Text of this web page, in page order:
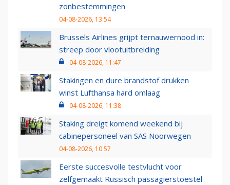
zonbestemmingen
04-08-2026, 13:54
Brussels Airlines grijpt ternauwernood in:
streep door vlootuitbreiding
04-08-2026, 11:47
Stakingen en dure brandstof drukken
winst Lufthansa hard omlaag
04-08-2026, 11:38
Staking dreigt komend weekend bij
cabinepersoneel van SAS Noorwegen
04-08-2026, 10:57
Eerste succesvolle testvlucht voor
zelfgemaakt Russisch passagierstoestel